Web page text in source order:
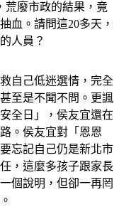
荒廢市政的結果，竟
血。請問這20多天，
人員？
自己低迷選情，完全
至是不聞不問。更諷
全日」，侯友宜還在
。侯友宜對「恩恩
忘記自己仍是新北市
，這麼多孩子跟家長
個說明，但卻一再罔